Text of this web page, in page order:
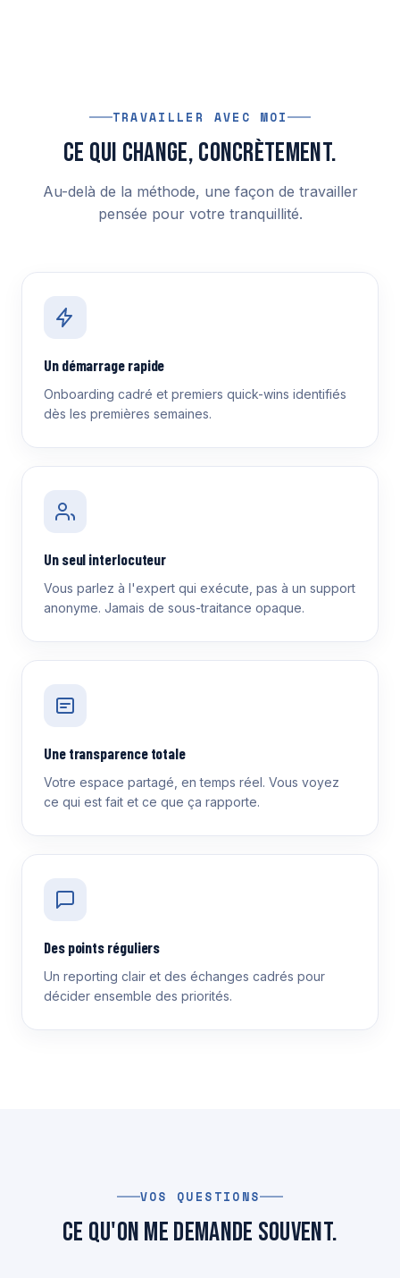
TRAVAILLER AVEC MOI
Ce qui change, concrètement.
Au-delà de la méthode, une façon de travailler
pensée pour votre tranquillité.
Un démarrage rapide
Onboarding cadré et premiers quick-wins identifiés
dès les premières semaines.
Un seul interlocuteur
Vous parlez à l'expert qui exécute, pas à un support
anonyme. Jamais de sous-traitance opaque.
Une transparence totale
Votre espace partagé, en temps réel. Vous voyez
ce qui est fait et ce que ça rapporte.
Des points réguliers
Un reporting clair et des échanges cadrés pour
décider ensemble des priorités.
VOS QUESTIONS
Ce qu'on me demande souvent.